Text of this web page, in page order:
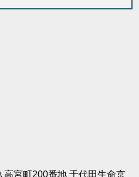
宮町200番地 千代田生命京